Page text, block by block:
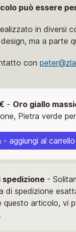
può essere
in diversi
ma a parte
con
- Oro giallo
Pietra verde
- aggiungi al carrello
spedizione -
di spedizione
questo articolo, vi